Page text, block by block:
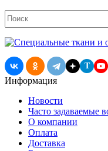
Поиск
T
Информация
Новости
Часто задаваемые
О компании
Оплата
Доставка